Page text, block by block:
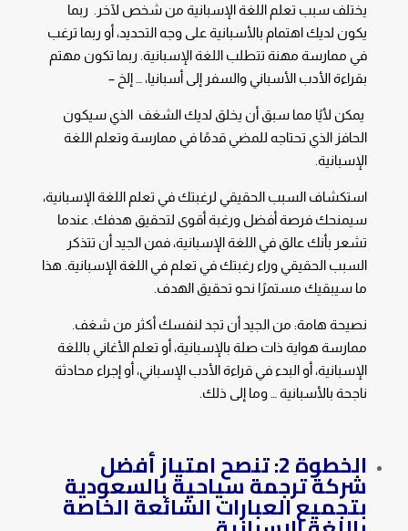
يختلف سبب تعلم اللغة الإسبانية من شخص لآخر. ربما
يكون لديك اهتمام بالأسبانية على وجه التحديد، أو ربما ترغب
في ممارسة مهنة تتطلب اللغة الإسبانية. ربما تكون مهتم
بقراءة الأدب الأسباني والسفر إلى أسبانيا، … إلخ –
يمكن لأيًا مما سبق أن يخلق لديك الشغف الذي سيكون
الحافز الذي تحتاجه للمضي قدمًا في ممارسة وتعلم اللغة
الإسبانية.
استكشاف السبب الحقيقي لرغبتك في تعلم اللغة الإسبانية،
سيمنحك فرصة أفضل ورغبة أقوى لتحقيق هدفك. عندما
تشعر بأنك عالق في اللغة الإسبانية، فمن الجيد أن تتذكر
السبب الحقيقي وراء رغبتك في تعلم في اللغة الإسبانية. هذا
ما سيبقيك مستمرًا نحو تحقيق الهدف.
نصيحة هامة: من الجيد أن تجد لنفسك أكثر من شغف.
ممارسة هواية ذات صلة بالإسبانية، أو تعلم الأغاني باللغة
الإسبانية، أو البدء في قراءة الأدب الإسباني، أو إجراء محادثة
ناجحة بالأسبانية … وما إلى ذلك.
الخطوة 2: تنصح امتياز أفضل
شركة ترجمة سياحية بالسعودية
بتجميع العبارات الشائعة الخاصة